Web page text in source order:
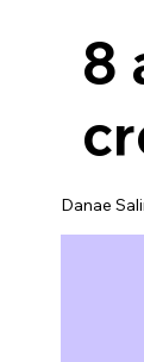
8
Danae